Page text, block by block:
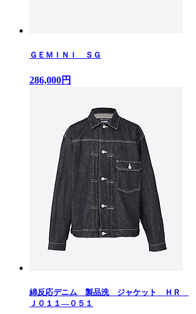
ＧＥＭＩＮＩ ＳＧ
286,000円
綿反応デニム 製品洗 ジャケット ＨＲ
Ｊ０１１—０５１